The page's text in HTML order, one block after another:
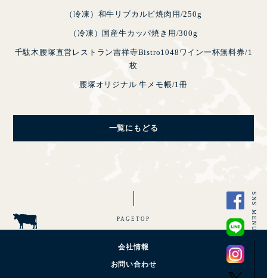
（冷凍）和牛リブカルビ焼肉用/250g
（冷凍）国産牛カッパ焼き用/300g
千駄木腰塚直営レストラン吉祥寺Bistro1048ワイン一杯無料券/1
枚
腰塚オリジナル 牛メモ帳/1冊
一覧にもどる
SNS MENU
PAGETOP
会社情報
お問い合わせ